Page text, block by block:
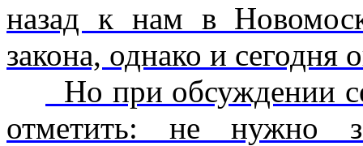
назад к нам в
закона, однако и сегодня
Но при обсуждении
отметить: не нужно